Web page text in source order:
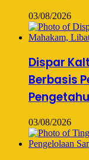
03/08/2026
Dispar
Berbasis
03/08/2026